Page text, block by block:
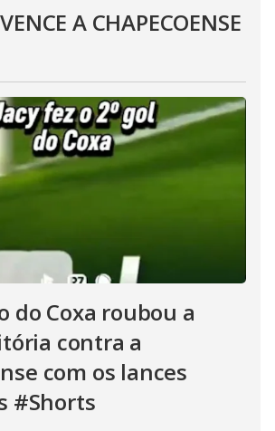
A CHAPECOENSE
do Coxa roubou a
contra a
com os lances
#Shorts